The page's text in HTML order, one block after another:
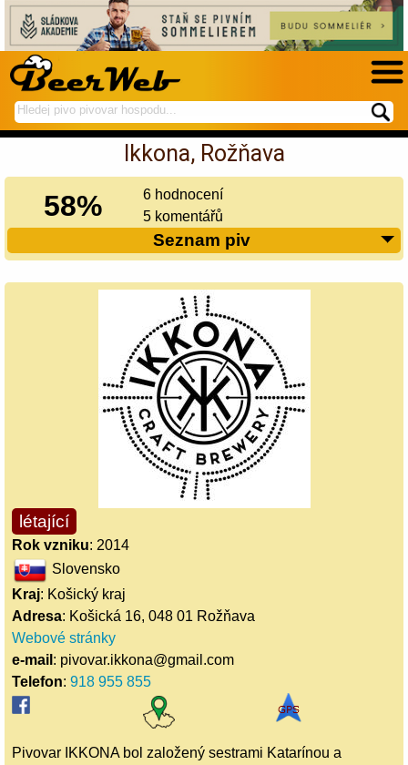
hledej
na
spustí
hledání
Ikkona, Rožňava
58%
6 hodnocení
5 komentářů
Seznam piv
létající
Rok vzniku: 2014
Slovensko
Kraj: Košický kraj
Adresa: Košická 16, 048 01 Rožňava
Webové stránky
e-mail : pivovar.ikkona@gmail.com
Telefon: 918 955 855
Pivovar IKKONA bol založený sestrami Katarínou a